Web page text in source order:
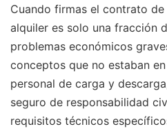
Cuando firmas el contrato
alquiler es solo una fracción
problemas económicos
conceptos que no estaban
personal de carga y
seguro de responsabilidad
requisitos técnicos